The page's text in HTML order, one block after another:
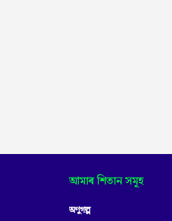
আমাৰ শিতান সমূহ
অণুগল্প